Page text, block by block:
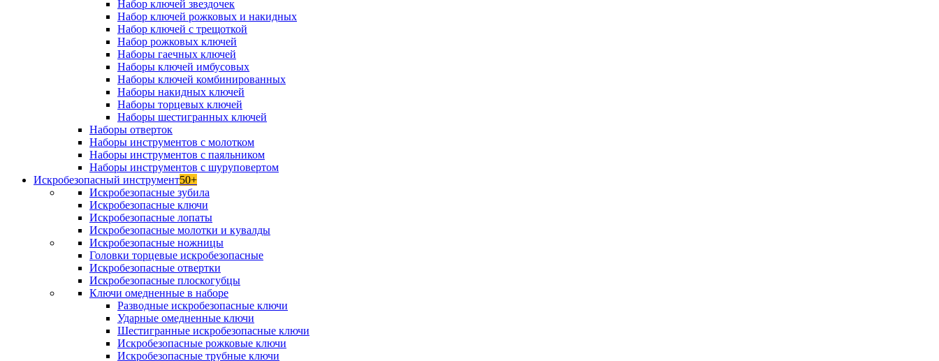
Набор ключей звездочек
Набор ключей рожковых и накидных
Набор ключей с трещоткой
Набор рожковых ключей
Наборы гаечных ключей
Наборы ключей имбусовых
Наборы ключей комбинированных
Наборы накидных ключей
Наборы торцевых ключей
Наборы шестигранных ключей
Наборы отверток
Наборы инструментов с молотком
Наборы инструментов с паяльником
Наборы инструментов с шуруповертом
Искробезопасный инструмент50+
Искробезопасные зубила
Искробезопасные ключи
Искробезопасные лопаты
Искробезопасные молотки и кувалды
Искробезопасные ножницы
Головки торцевые искробезопасные
Искробезопасные отвертки
Искробезопасные плоскогубцы
Ключи омедненные в наборе
Разводные искробезопасные ключи
Ударные омедненные ключи
Шестигранные искробезопасные ключи
Искробезопасные рожковые ключи
Искробезопасные трубные ключи